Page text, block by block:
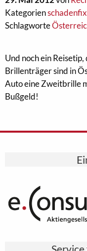
Kategorien
Schlagworte
Und noch ein
Brillenträger sind in
Auto eine Zweitbrille
Bußgeld!